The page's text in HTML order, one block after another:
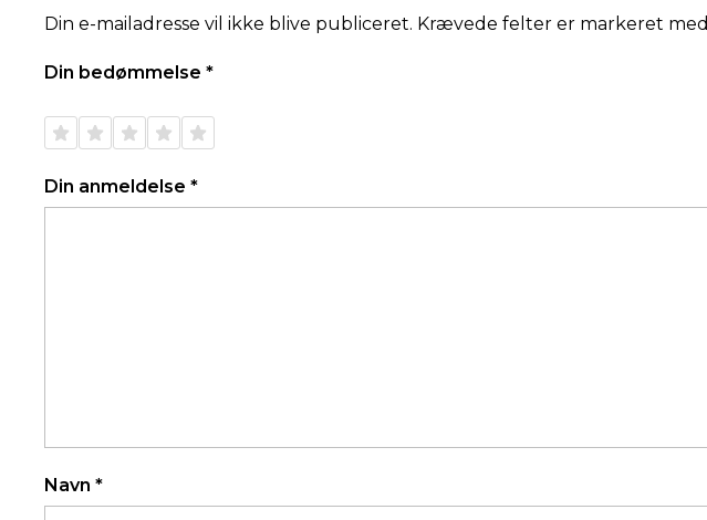
Din e-mailadresse vil ikke blive publiceret. Krævede felter er markeret med
Din bedømmelse *
5
5
5
5
5
Din anmeldelse *
Navn *